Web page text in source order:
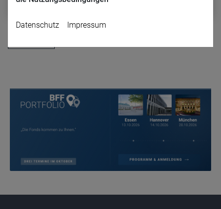
Datenschutz Impressum
Anbieter D&C